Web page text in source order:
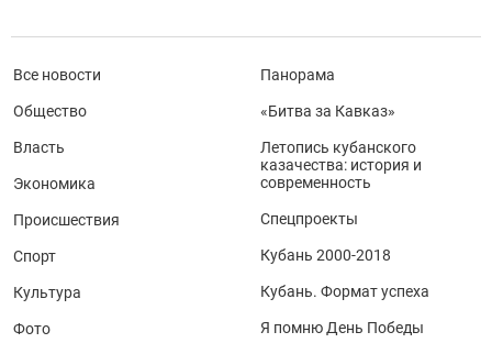
Все новости
Общество
Власть
Экономика
Происшествия
Спорт
Культура
Фото
Панорама
«Битва за Кавказ»
Летопись кубанского
казачества: история и
современность
Спецпроекты
Кубань 2000-2018
Кубань. Формат успеха
Я помню День Победы